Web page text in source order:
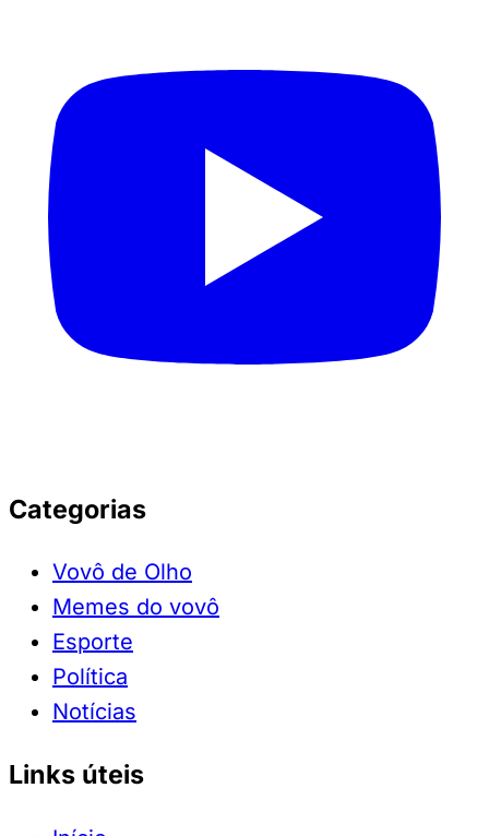
Categorias
Vovô de Olho
Memes do vovô
Esporte
Política
Notícias
Links úteis